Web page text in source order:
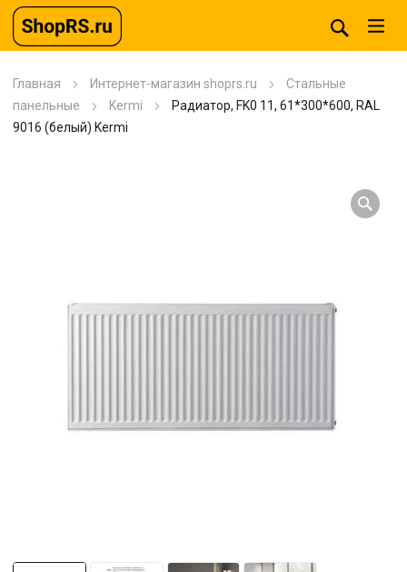
Главная Интернет-магазин shoprs.ru
Стальные
панельные
Kermi
Радиатор, FK0 11, 61*300*600, RAL
9016 (белый) Kermi